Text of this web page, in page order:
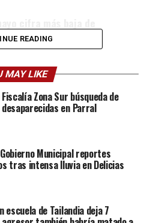
añosREADING
MAY LIKE
Zona Sur búsqueda de
en Parral
Municipal reportes
tras intensa lluvia en Delicias
escuela de Tailandia deja 7